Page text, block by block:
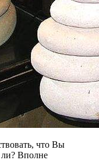
что Вы
ли? Вполне